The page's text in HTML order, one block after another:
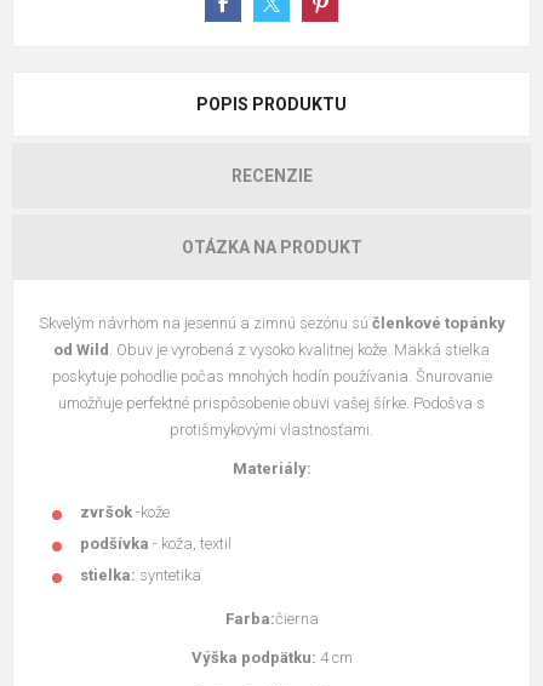
POPIS PRODUKTU
RECENZIE
OTÁZKA NA PRODUKT
Skvelým návrhom na jesennú a zimnú sezónu sú členkové topánky
od Wild . Obuv je vyrobená z vysoko kvalitnej kože. Mäkká stielka
poskytuje pohodlie počas mnohých hodín používania. Šnurovanie
umožňuje perfektné prispôsobenie obuvi vašej šírke. Podošva s
protišmykovými vlastnosťami.
Materiály:
zvršok -kože
podšívka - koža, textil
stielka: syntetika
Farba:čierna
Výška podpätku: 4 cm